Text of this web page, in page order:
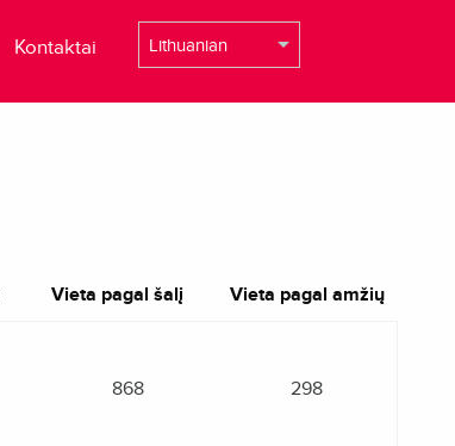
Kontaktai
Vieta pagal šalį Vieta pagal amžių
868 298